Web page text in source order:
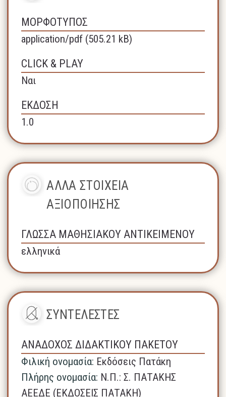
ΜΟΡΦΟΤΥΠΟΣ
application/pdf (505.21 kB)
CLICK & PLAY
Ναι
ΕΚΔΟΣΗ
1.0
ΑΛΛΑ ΣΤΟΙΧΕΙΑ
ΑΞΙΟΠΟΙΗΣΗΣ
ΓΛΩΣΣΑ ΜΑΘΗΣΙΑΚΟΥ ΑΝΤΙΚΕΙΜΕΝΟΥ
ελληνικά
ΣΥΝΤΕΛΕΣΤΕΣ
ΑΝΑΔΟΧΟΣ ΔΙΔΑΚΤΙΚΟΥ ΠΑΚΕΤΟΥ
Φιλική ονομασία: Εκδόσεις Πατάκη
Πλήρης ονομασία: N.Π.: Σ. ΠΑΤΑΚΗΣ
ΑΕΕΔΕ (ΕΚΔΟΣΕΙΣ ΠΑΤΑΚΗ)